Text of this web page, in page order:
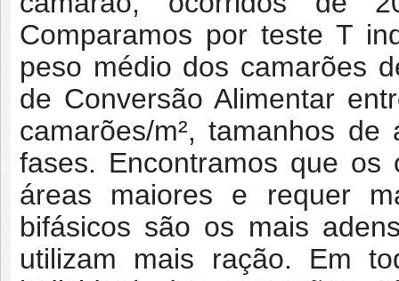
Comparamos por teste T
peso médio dos camarões
de Conversão Alimentar
camarões/m², tamanhos
fases. Encontramos que os
áreas maiores e requer
bifásicos são os mais
utilizam mais ração. Em